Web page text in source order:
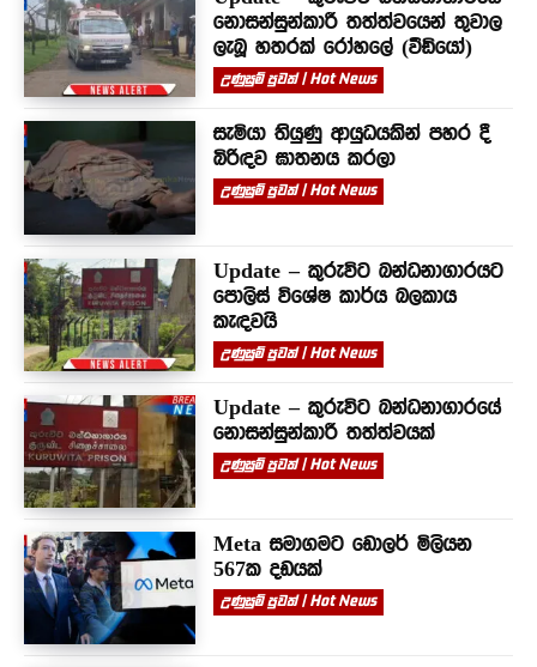
නොසන්සුන්කාරී තත්ත්වයෙන් තුවාල
ලැබූ හතරක් රෝහලේ (වීඩියෝ)
උණුසුම් පුවත් | Hot News
සැමියා තියුණු ආයුධයකින් පහර දී
බිරිඳව ඝාතනය කරලා
උණුසුම් පුවත් | Hot News
Update – කුරුවිට බන්ධනාගාරයට
පොලිස් විශේෂ කාර්ය බලකාය
කැඳවයි
උණුසුම් පුවත් | Hot News
Update – කුරුවිට බන්ධනාගාරයේ
නොසන්සුන්කාරී තත්ත්වයක්
උණුසුම් පුවත් | Hot News
Meta සමාගමට ඩොලර් මිලියන
567ක දඩයක්
උණුසුම් පුවත් | Hot News